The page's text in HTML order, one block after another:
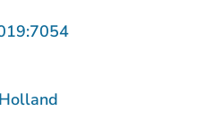
- U verlaat